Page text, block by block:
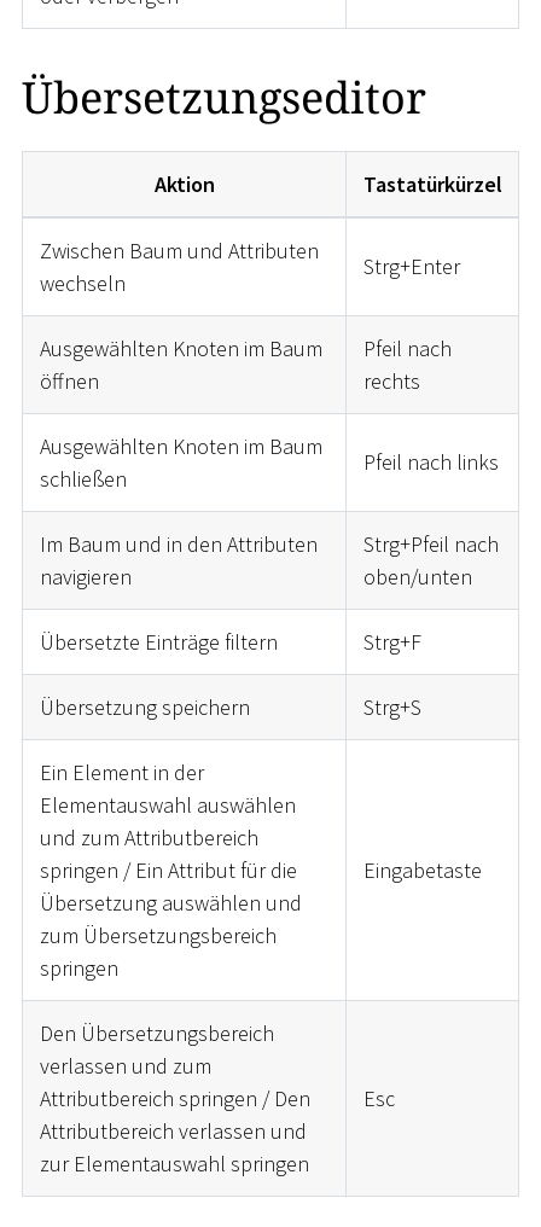
Übersetzungseditor
Aktion Tastatürkürzel
Zwischen Baum und Attributen
wechseln
Strg+Enter
Ausgewählten Knoten im Baum
öffnen
Pfeil nach
rechts
Ausgewählten Knoten im Baum
schließen
Pfeil nach links
Im Baum und in den Attributen
navigieren
Strg+Pfeil nach
oben/unten
Übersetzte Einträge filtern Strg+F
Übersetzung speichern Strg+S
Ein Element in der
Elementauswahl auswählen
und zum Attributbereich
springen / Ein Attribut für die
Übersetzung auswählen und
zum Übersetzungsbereich
springen
Eingabetaste
Den Übersetzungsbereich
verlassen und zum
Attributbereich springen / Den
Attributbereich verlassen und
zur Elementauswahl springen
Esc